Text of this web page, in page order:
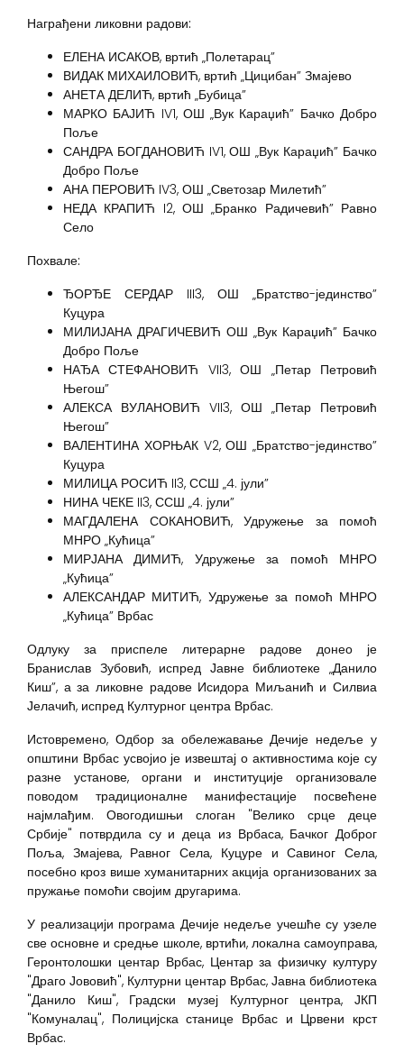
Награђени ликовни радови:
ЕЛЕНА ИСАКОВ, вртић „Полетарац”
ВИДАК МИХАИЛОВИЋ, вртић „Цицибан” Змајево
АНЕТА ДЕЛИЋ, вртић „Бубица”
МАРКО БАЈИЋ IV1, ОШ „Вук Караџић” Бачко Добро
Поље
САНДРА БОГДАНОВИЋ IV1, ОШ „Вук Караџић” Бачко
Добро Поље
АНА ПЕРОВИЋ IV3, ОШ „Светозар Милетић”
НЕДА КРАПИЋ I2, ОШ „Бранко Радичевић” Равно
Село
Похвале:
ЂОРЂЕ СЕРДАР III3, ОШ „Братство-јединство”
Куцура
МИЛИЈАНА ДРАГИЧЕВИЋ ОШ „Вук Караџић” Бачко
Добро Поље
НАЂА СТЕФАНОВИЋ VII3, ОШ „Петар Петровић
Његош”
АЛЕКСА ВУЛАНОВИЋ VII3, ОШ „Петар Петровић
Његош”
ВАЛЕНТИНА ХОРЊАК V2, ОШ „Братство-јединство”
Куцура
МИЛИЦА РОСИЋ II3, ССШ „4. јули”
НИНА ЧЕКЕ II3, ССШ „4. јули”
МАГДАЛЕНА СОКАНОВИЋ, Удружење за помоћ
МНРО „Кућица”
МИРЈАНА ДИМИЋ, Удружење за помоћ МНРО
„Кућица”
АЛЕКСАНДАР МИТИЋ, Удружење за помоћ МНРО
„Кућица” Врбас
Одлуку за приспеле литерарне радове донео је
Бранислав Зубовић, испред Јавне библиотеке „Данило
Киш”, а за ликовне радове Исидора Миљанић и Силвиа
Јелачић, испред Културног центра Врбас.
Истовремено, Одбор за обележавање Дечије недеље у
општини Врбас усвојио је извештај о активностима које су
разне установе, органи и институције организовале
поводом традиционалне манифестације посвећене
најмлађим. Овогодишњи слоган "Велико срце деце
Србије" потврдила су и деца из Врбаса, Бачког Доброг
Поља, Змајева, Равног Села, Куцуре и Савиног Села,
посебно кроз више хуманитарних акција организованих за
пружање помоћи својим другарима.
У реализацији програма Дечије недеље учешће су узеле
све основне и средње школе, вртићи, локална самоуправа,
Геронтолошки центар Врбас, Центар за физичку културу
"Драго Јововић", Културни центар Врбас, Јавна библиотека
"Данило Киш", Градски музеј Културног центра, ЈКП
"Комуналац", Полицијска станице Врбас и Црвени крст
Врбас.